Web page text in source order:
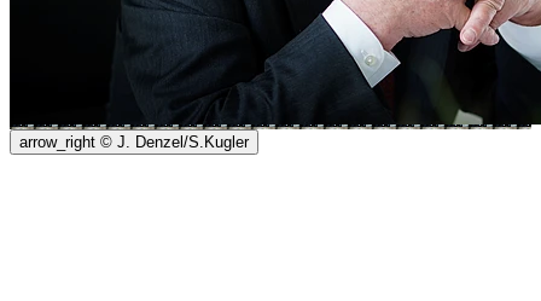
arrow_right © J. Denzel/S.Kugler